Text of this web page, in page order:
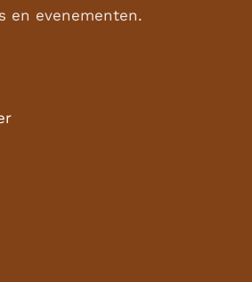
en evenementen.